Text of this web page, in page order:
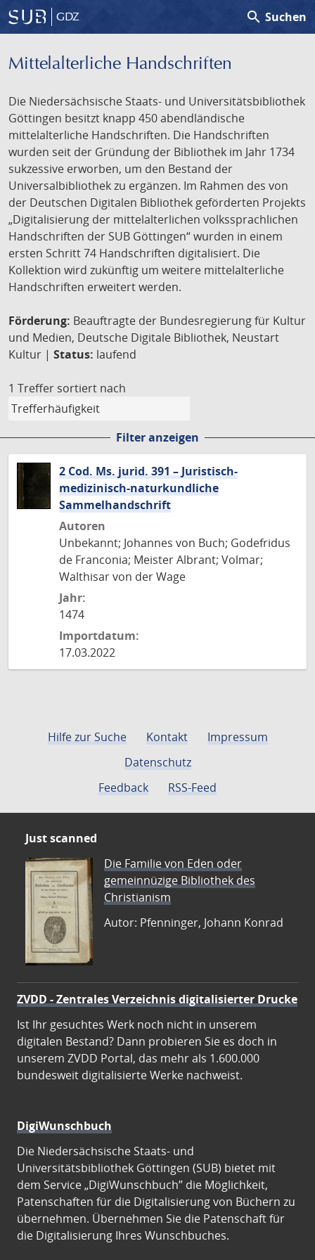
GDZ search Suchen
Mittelalterliche Handschriften
Die Niedersächsische Staats- und Universitätsbibliothek
Göttingen besitzt knapp 450 abendländische
mittelalterliche Handschriften. Die Handschriften
wurden seit der Gründung der Bibliothek im Jahr 1734
sukzessive erworben, um den Bestand der
Universalbibliothek zu ergänzen. Im Rahmen des von
der Deutschen Digitalen Bibliothek geförderten Projekts
„Digitalisierung der mittelalterlichen volkssprachlichen
Handschriften der SUB Göttingen“ wurden in einem
ersten Schritt 74 Handschriften digitalisiert. Die
Kollektion wird zukünftig um weitere mittelalterliche
Handschriften erweitert werden.
Förderung: Beauftragte der Bundesregierung für Kultur
und Medien, Deutsche Digitale Bibliothek, Neustart
Kultur | Status: laufend
1 Treffer sortiert nach
Filter anzeigen
2 Cod. Ms. jurid. 391 – Juristisch-
medizinisch-naturkundliche
Sammelhandschrift
Autoren
Unbekannt; Johannes von Buch; Godefridus
de Franconia; Meister Albrant; Volmar;
Walthisar von der Wage
Jahr:
1474
Importdatum:
17.03.2022
Hilfe zur Suche Kontakt
Impressum
Datenschutz
Feedback
RSS-Feed
Just scanned
Die Familie von Eden oder
gemeinnüzige Bibliothek des
Christianism
Autor: Pfenninger, Johann Konrad
ZVDD - Zentrales Verzeichnis digitalisierter Drucke
Ist Ihr gesuchtes Werk noch nicht in unserem
digitalen Bestand? Dann probieren Sie es doch in
unserem ZVDD Portal, das mehr als 1.600.000
bundesweit digitalisierte Werke nachweist.
DigiWunschbuch
Die Niedersächsische Staats- und
Universitätsbibliothek Göttingen (SUB) bietet mit
dem Service „DigiWunschbuch” die Möglichkeit,
Patenschaften für die Digitalisierung von Büchern zu
übernehmen. Übernehmen Sie die Patenschaft für
die Digitalisierung Ihres Wunschbuches.